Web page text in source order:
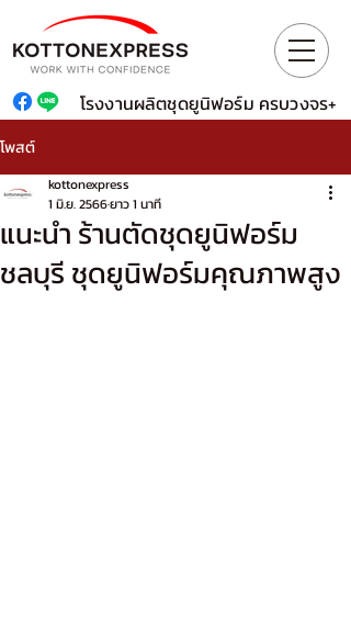
โรงงานผลิตชุดยูนิฟอร์ม ครบวงจร+
โพสต์
แนะนำ ร้านตัดชุดยูนิฟอร์ม
ชลบุรี ชุดยูนิฟอร์มคุณภาพสูง
kottonexpress
1 มิ.ย. 2566ยาว 1 นาที